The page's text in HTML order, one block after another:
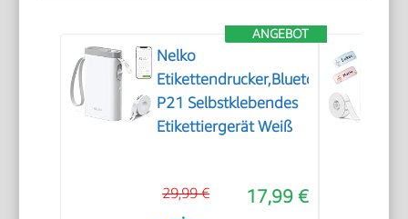
ANGEBOT
Nelko
Etikettendrucker,Bluetooth
P21 Selbstklebendes
Etikettiergerät Weiß
17,99 €
29,99 €